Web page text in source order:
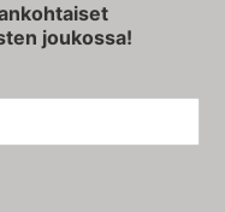
joukossa!